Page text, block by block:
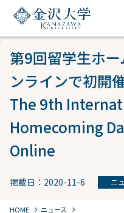
第9回留学生ホ
ンラインで初開
The 9th
Homecoming
Online
掲載日：2020-11-6 ニ
HOME chevron_right ニュース chevron_right